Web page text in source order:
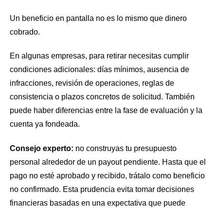
Un beneficio en pantalla no es lo mismo que dinero
cobrado.
En algunas empresas, para retirar necesitas cumplir
condiciones adicionales: días mínimos, ausencia de
infracciones, revisión de operaciones, reglas de
consistencia o plazos concretos de solicitud. También
puede haber diferencias entre la fase de evaluación y la
cuenta ya fondeada.
Consejo experto: no construyas tu presupuesto
personal alrededor de un payout pendiente. Hasta que el
pago no esté aprobado y recibido, trátalo como beneficio
no confirmado. Esta prudencia evita tomar decisiones
financieras basadas en una expectativa que puede